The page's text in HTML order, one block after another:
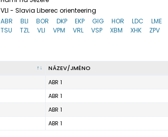
VLI - Slavia Liberec orienteering
ABR BLI BOR DKP EKP GIG HOR LDC
LME
TSU
TZL VLI VPM VRL VSP XBM XHK ZPV
NÁZEV/JMÉNO
ABR 1
ABR 1
ABR 1
ABR 1